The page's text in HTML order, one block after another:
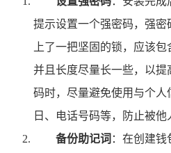
提示设置一个强密码，强
上了一把坚固的锁，应该
并且长度尽量长一些，以
码时，尽量避免使用与个
日、电话号码等，防止被他
备份助记词 ：在创建钱